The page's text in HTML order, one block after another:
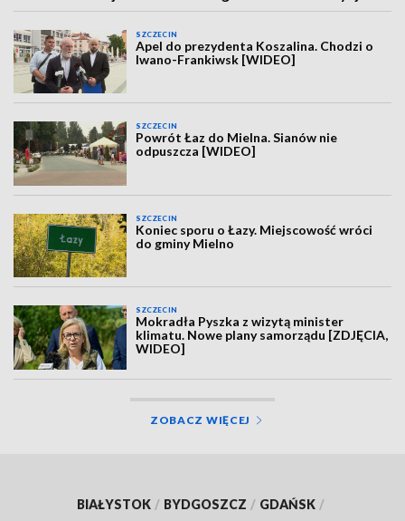
SZCZECIN
Apel do prezydenta Koszalina. Chodzi o
Iwano-Frankiwsk [WIDEO]
SZCZECIN
Powrót Łaz do Mielna. Sianów nie
odpuszcza [WIDEO]
SZCZECIN
Koniec sporu o Łazy. Miejscowość wróci
do gminy Mielno
SZCZECIN
Mokradła Pyszka z wizytą minister
klimatu. Nowe plany samorządu [ZDJĘCIA,
WIDEO]
ZOBACZ WIĘCEJ
BIAŁYSTOK / BYDGOSZCZ / GDAŃSK /